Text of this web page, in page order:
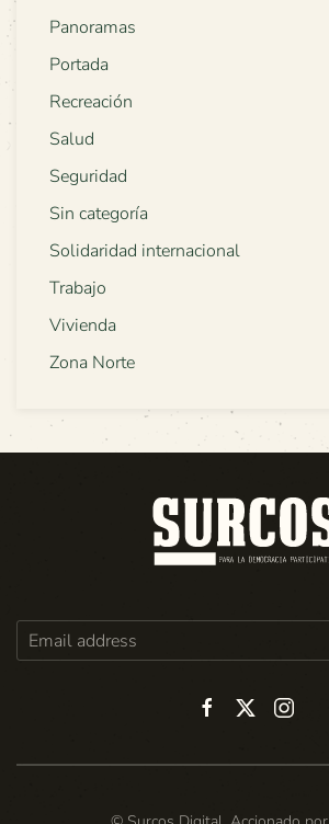
Panoramas
Portada
Recreación
Salud
Seguridad
Sin categoría
Solidaridad internacional
Trabajo
Vivienda
Zona Norte